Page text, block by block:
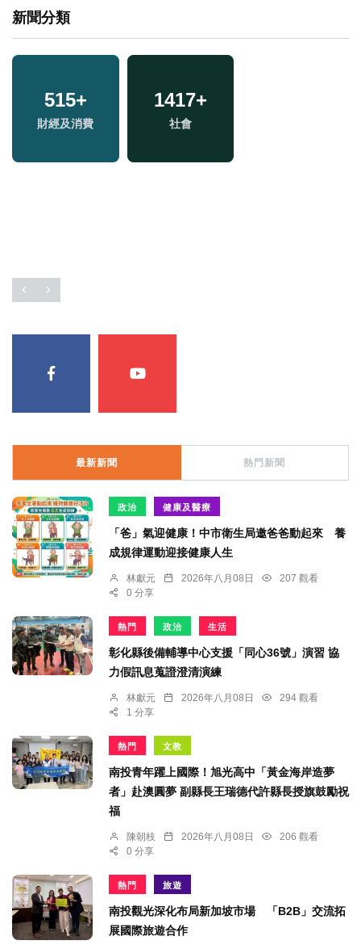
新聞分類
515+
財經及消費
1417+
社會
4+ 713+
綜合
最新新聞 熱門新聞
政治 健康及醫療
「爸」氣迎健康！中市衛生局邀爸爸動起來 養
成規律運動迎接健康人生
林獻元 2026年八月08日
207 觀看
0 分享
熱門 政治 生活
彰化縣後備輔導中心支援「同心36號」演習 協
力假訊息蒐證澄清演練
林獻元 2026年八月08日
294 觀看
1 分享
熱門 文教
南投青年躍上國際！旭光高中「黃金海岸造夢
者」赴澳圓夢 副縣長王瑞德代許縣長授旗鼓勵祝
福
陳朝枝 2026年八月08日
206 觀看
0 分享
熱門 旅遊
南投觀光深化布局新加坡市場 「B2B」交流拓
展國際旅遊合作